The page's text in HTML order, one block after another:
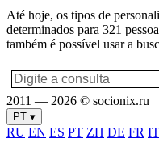
Até hoje, os tipos de
determinados para 321
também é possível usar a
2011 — 2026 © socionix.ru
PT ▾
RU EN ES PT ZH DE FR IT